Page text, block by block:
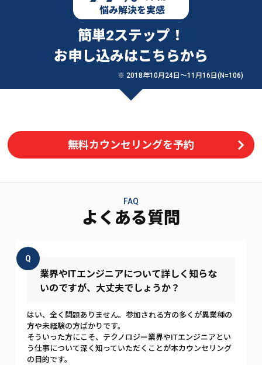
簡単2ステップ！
お申し込みはこちらから
※ 2018年10月24日〜11月16日(N=106)
無料カウンセリングを予約
FAQ
よくある質問
Q
業界やITエンジニアについて詳しく知らな
いのですが、大丈夫でしょうか？
はい、全く問題ありません。参加される方の多くが異業種の
方や未経験の方ばかりです。
そういった方にこそ、テクノロジー業界やITエンジニアとい
う仕事について深く知っていただくことが本カウンセリング
の目的です。